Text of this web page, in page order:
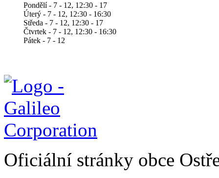
Pondělí - 7 - 12, 12:30 - 17
Úterý - 7 - 12, 12:30 - 16:30
Středa - 7 - 12, 12:30 - 17
Čtvrtek - 7 - 12, 12:30 - 16:30
Pátek - 7 - 12
Oficiální stránky obce